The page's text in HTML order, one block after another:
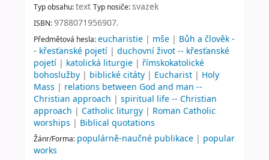
Typ obsahu:text Typ nosiče:svazek
ISBN:9788071956907.
Předmětová hesla:eucharistie | mše | Bůh a člověk -
- křesťanské pojetí | duchovní život -- křesťanské
pojetí | katolická liturgie | římskokatolické
bohoslužby | biblické citáty | Eucharist | Holy
Mass | relations between God and man --
Christian approach | spiritual life -- Christian
approach | Catholic liturgy | Roman Catholic
worships | Biblical quotations
Žánr/Forma: populárně-naučné publikace | popular
works